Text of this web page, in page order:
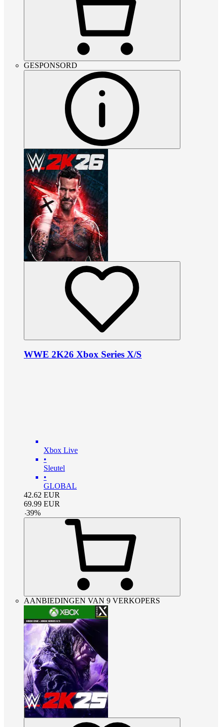
GESPONSORD
WWE 2K26 Xbox Series X/S
Xbox Live
•
Sleutel
•
GLOBAL
42.62 EUR
69.99 EUR
-39%
AANBIEDINGEN VAN 9 VERKOPERS